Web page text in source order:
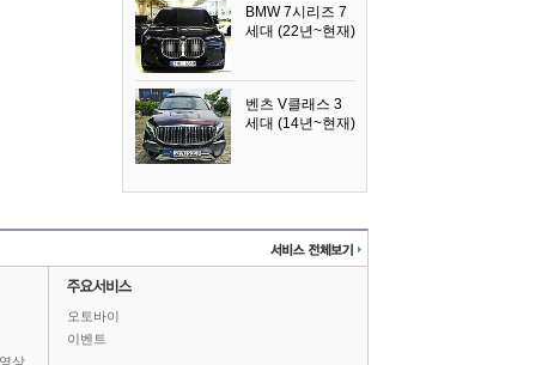
BMW 7시리즈 7
세대 (22년~현재)
벤츠 V클래스 3
세대 (14년~현재)
상
오토바이
이벤트